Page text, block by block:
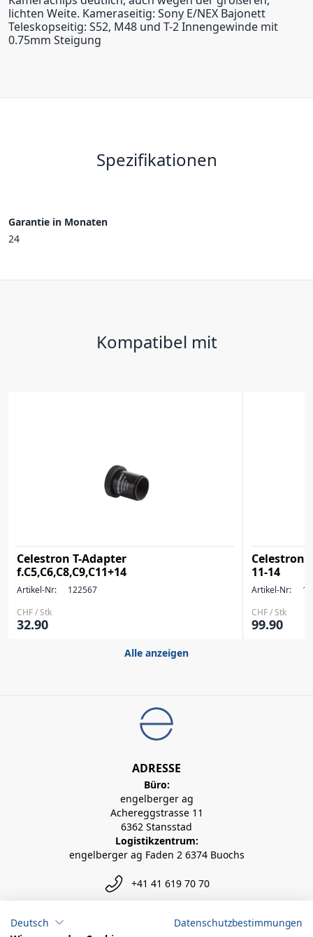
lichten Weite. Kameraseitig: Sony E/NEX Bajonett
Teleskopseitig: S52, M48 und T-2 Innengewinde mit
0.75mm Steigung
Spezifikationen
Garantie in Monaten
24
Kompatibel mit
Celestron T-Adapter
f.C5,C6,C8,C9,C11+14
Artikel-Nr:
122567
CHF / Stk
32.90
Celestron
11-14
Artikel-Nr:
CHF / Stk
99.90
Alle anzeigen
ADRESSE
Büro:
engelberger ag
Achereggstrasse 11
6362 Stansstad
Logistikzentrum:
engelberger ag Faden 2 6374 Buochs
+41 41 619 70 70
info@engelberger.ch
Deutsch
Datenschutzbestimmungen